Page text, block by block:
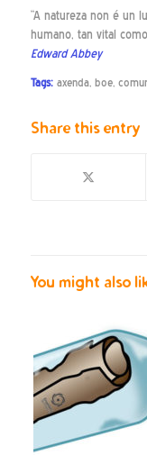
“A natureza non é un
humano, tan vital
Edward Abbey
Tags: axenda, boe,
Share this entry
You might also